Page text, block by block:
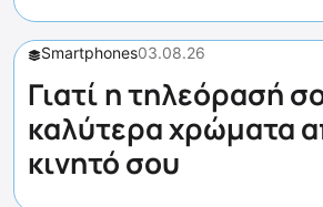
Smartphones03.08.26
Γιατί η τηλεόρασή
καλύτερα χρώματα
κινητό σου